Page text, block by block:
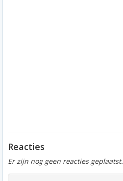
Reacties
Er zijn nog geen reacties geplaatst.